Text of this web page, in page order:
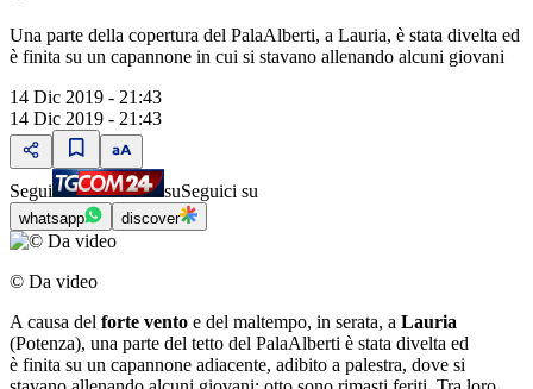
Una parte della copertura del PalaAlberti, a Lauria, è stata divelta ed
è finita su un capannone in cui si stavano allenando alcuni giovani
14 Dic 2019 - 21:43
14 Dic 2019 - 21:43
Segui suSeguici su
whatsapp discover
© Da video
A causa del forte vento e del maltempo, in serata, a Lauria
(Potenza), una parte del tetto del PalaAlberti è stata divelta ed
è finita su un capannone adiacente, adibito a palestra, dove si